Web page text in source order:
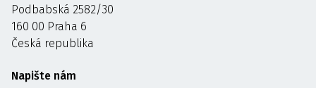
Podbabská 2582/30
160 00 Praha 6
Česká republika
Napište nám